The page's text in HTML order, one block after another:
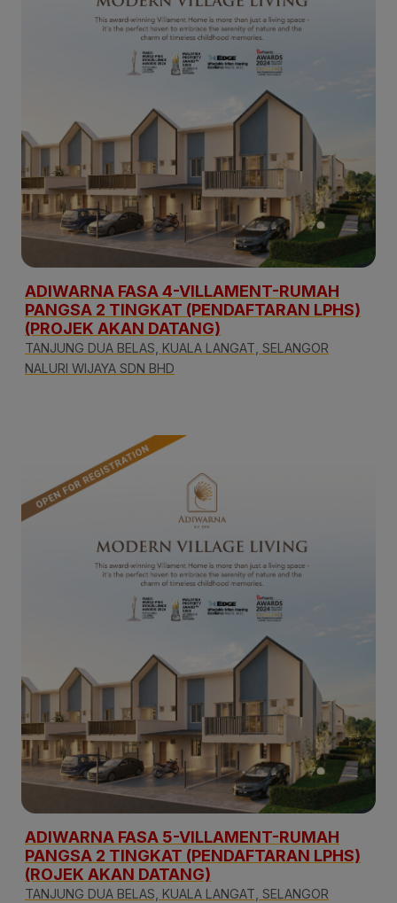
ADIWARNA FASA 4-VILLAMENT-RUMAH
PANGSA 2 TINGKAT (PENDAFTARAN LPHS)
(PROJEK AKAN DATANG)
TANJUNG DUA BELAS, KUALA LANGAT, SELANGOR
NALURI WIJAYA SDN BHD
ADIWARNA FASA 5-VILLAMENT-RUMAH
PANGSA 2 TINGKAT (PENDAFTARAN LPHS)
(ROJEK AKAN DATANG)
TANJUNG DUA BELAS, KUALA LANGAT, SELANGOR